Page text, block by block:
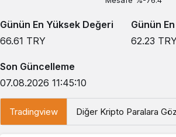
Günün En Yüksek Değeri
66.61 TRY
Günün
62.23
Son Güncelleme
07.08.2026 11:45:10
Tradingview Diğer Kripto Paralara